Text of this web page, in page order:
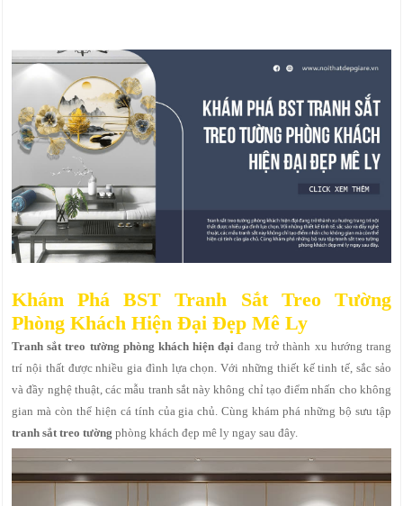
Khám Phá BST Tranh Sắt Treo Tường
Phòng Khách Hiện Đại Đẹp Mê Ly
Tranh sắt treo tường phòng khách hiện đại đang trở thành xu hướng trang
trí nội thất được nhiều gia đình lựa chọn. Với những thiết kế tinh tế, sắc sảo
và đầy nghệ thuật, các mẫu tranh sắt này không chỉ tạo điểm nhấn cho không
gian mà còn thể hiện cá tính của gia chủ. Cùng khám phá những bộ sưu tập
tranh sắt treo tường phòng khách đẹp mê ly ngay sau đây.